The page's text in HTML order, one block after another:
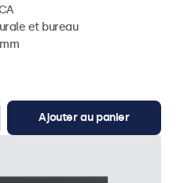
et bureau
Ajouter au panier